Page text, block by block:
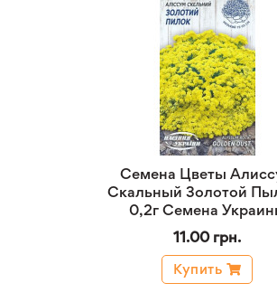
Семена Цветы
Скальный Золотой
0,2г Семена
11.00 грн.
Купить